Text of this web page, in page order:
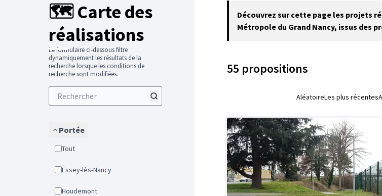
🗺️ Carte des
réalisations
Le formulaire ci-dessous filtre
dynamiquement les résultats de la
recherche lorsque les conditions de
recherche sont modifiées.
Portée
Tout
Essey-lès-Nancy
Houdemont
Découvrez sur cette page les projets
Métropole du Grand Nancy, issus des
55 propositions
AléatoireLes plus récentes